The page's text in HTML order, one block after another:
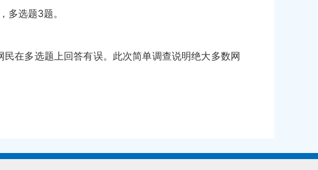
选题3题。
在多选题上回答有误。此次简单调查说明绝大多数网